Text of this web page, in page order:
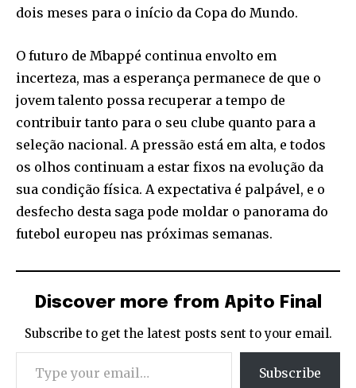
dois meses para o início da Copa do Mundo.
O futuro de Mbappé continua envolto em
incerteza, mas a esperança permanece de que o
jovem talento possa recuperar a tempo de
contribuir tanto para o seu clube quanto para a
seleção nacional. A pressão está em alta, e todos
os olhos continuam a estar fixos na evolução da
sua condição física. A expectativa é palpável, e o
desfecho desta saga pode moldar o panorama do
futebol europeu nas próximas semanas.
Discover more from Apito Final
Subscribe to get the latest posts sent to your email.
Type your email…
Subscribe